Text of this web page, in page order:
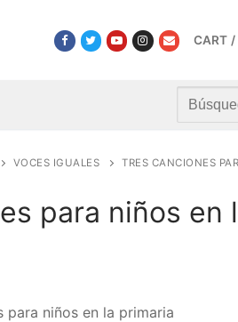
CART /
Buscar
VOCES IGUALES
TRES CANCIONES
para niños en
para niños en la primaria